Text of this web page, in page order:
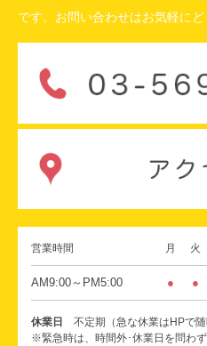
です。お問い合わせはお気軽にど
営業時間 月 火
AM9:00～PM5:00 ● ●
休業日
不定期（急な休業はHPで随
※緊急時は、時間外･休業日を問わず